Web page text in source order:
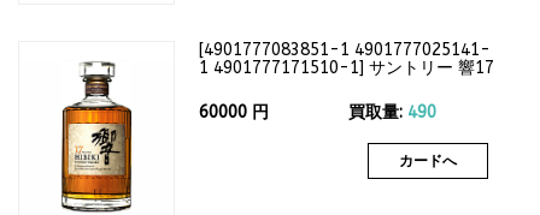
[4901777083851-1 4901777025141-
1 4901777171510-1] サントリー 響17
60000 円 買取量: 490
カードへ